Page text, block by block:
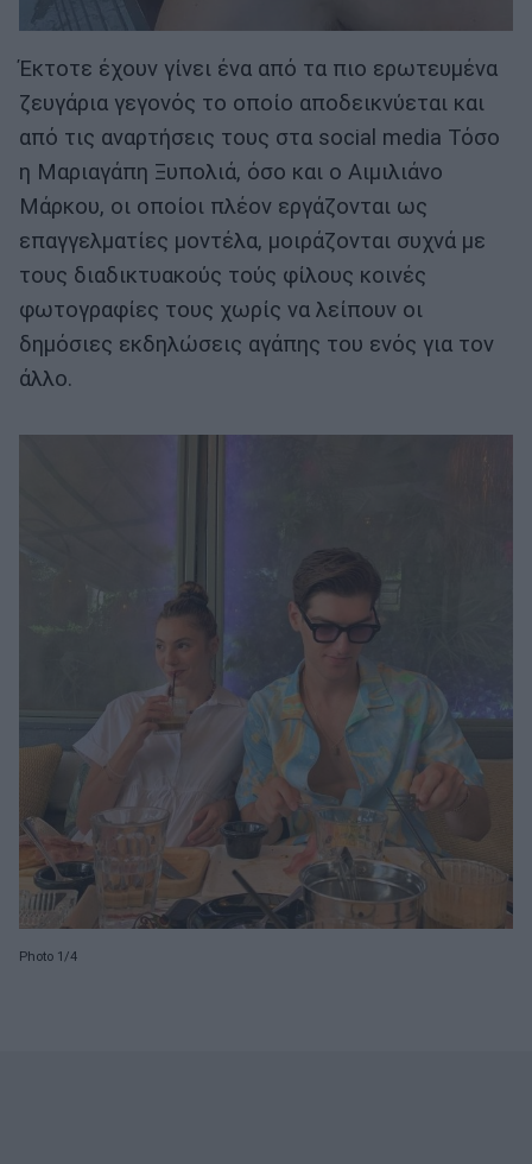
Έκτοτε έχουν γίνει ένα από τα πιο ερωτευμένα
ζευγάρια γεγονός το οποίο αποδεικνύεται και
από τις αναρτήσεις τους στα social media Τόσο
η Μαριαγάπη Ξυπολιά, όσο και ο Αιμιλιάνο
Μάρκου, οι οποίοι πλέον εργάζονται ως
επαγγελματίες μοντέλα, μοιράζονται συχνά με
τους διαδικτυακούς τούς φίλους κοινές
φωτογραφίες τους χωρίς να λείπουν οι
δημόσιες εκδηλώσεις αγάπης του ενός για τον
άλλο.
Photo 1/4